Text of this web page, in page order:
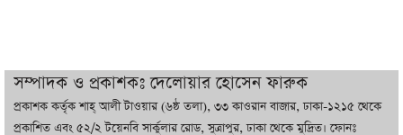
বাজারে কাঁচা মরিচে ‘আগুন’, ‘এত দাম তো
সম্পাদক ও প্রকাশকঃ দেলোয়ার হোসেন ফারুক
প্রকাশক কর্তৃক শাহ্ আলী টাওয়ার (৬ষ্ঠ তলা), ৩৩ কাওরান বাজার, ঢাকা-১২১৫ থেকে
প্রকাশিত এবং ৫২/২ টয়েনবি সার্কুলার রোড, সুত্রাপুর, ঢাকা থেকে মুদ্রিত। ফোনঃ